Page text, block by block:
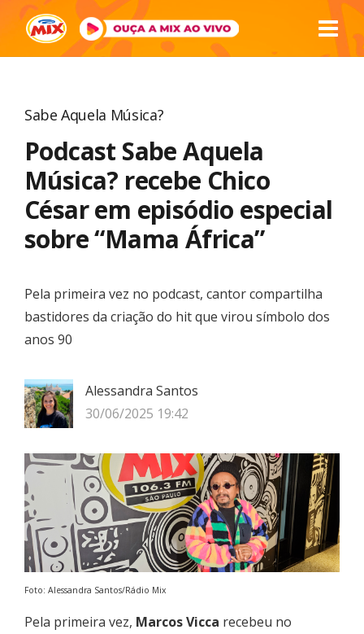
Sabe Aquela Música?
Podcast Sabe Aquela
Música? recebe Chico
César em episódio especial
sobre “Mama África”
Pela primeira vez no podcast, cantor compartilha
bastidores da criação do hit que virou símbolo dos
anos 90
Alessandra Santos
30/06/2025 19:42
Foto: Alessandra Santos/Rádio Mix
Pela primeira vez, Marcos Vicca recebeu no